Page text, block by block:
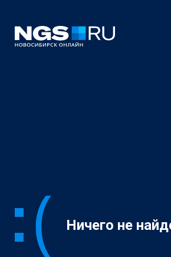
Ничего не